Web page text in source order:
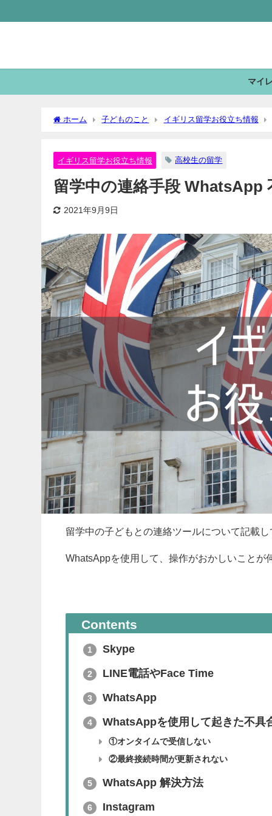
マイ
ホーム 子どものこと イギリス留学お役立ち情報
イギリス留学お役立ち情報 高校生の留学
留学中の連絡手段 WhatsApp
2021年9月9日
留学中の子どもとの連絡ツールについて記載し
WhatsAppを使用して、操作がおかしいことが
Contents
1 Skype
2 LINE電話やFace Time
3 WhatsApp
4 WhatsAppを使用して起きた不具
①オンタイムで受信しない
②最終接続時間が更新されない
5 WhatsApp 解決方法
6 Instagram